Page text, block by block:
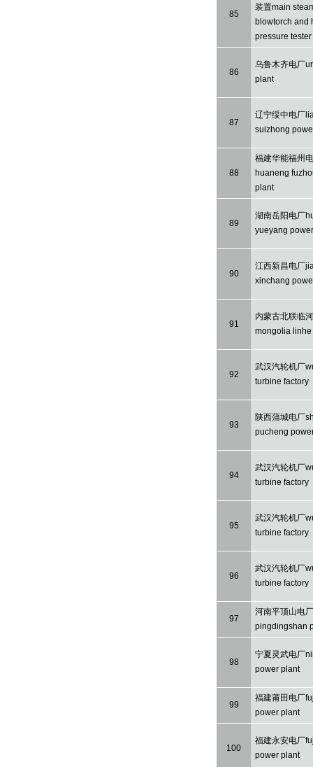
85
装置main
blowtorch and
pressure tester
86
乌鲁木齐电厂
plant
87
辽宁绥中电厂
suizhong
88
福建华能福州
huaneng
plant
89
湖南岳阳电厂
yueyang
90
江西新昌电厂
xinchang
91
内蒙古北联临
mongolia
92
武汉汽轮机厂
turbine factory
93
陕西蒲城电厂
pucheng
94
武汉汽轮机厂
turbine factory
95
武汉汽轮机厂
turbine factory
96
武汉汽轮机厂
turbine factory
97
河南平顶山电
pingdingshan
98
宁夏灵武电厂
power plant
99
福建莆田电厂
power plant
100
福建永安电厂
power plant